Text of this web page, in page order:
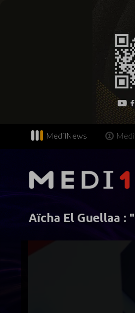
Medi1News
Aïcha El Guellaa :